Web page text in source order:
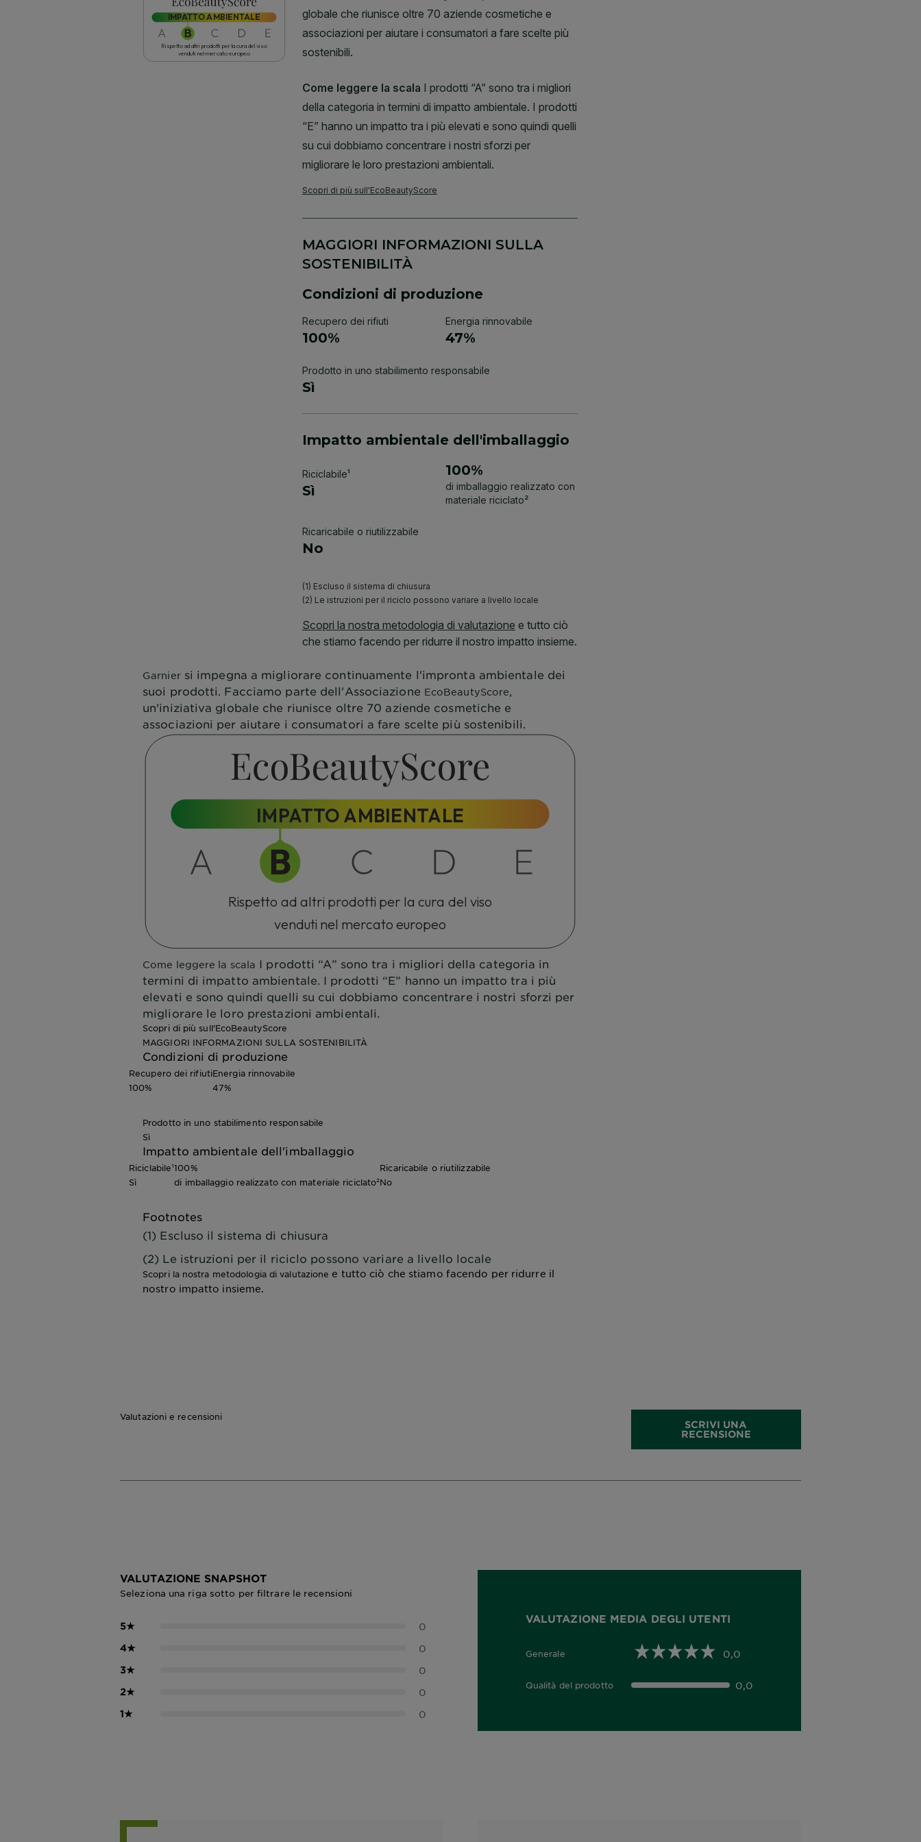
Garniersi impegna a migliorare continuamente l'impronta ambientale dei
suoi prodotti. Facciamo parte dell'Associazione EcoBeautyScore,
un'iniziativa globale che riunisce oltre 70 aziende cosmetiche e
associazioni per aiutare i consumatori a fare scelte più sostenibili.
IMPATTO AMBIENTALE
Rispetto ad altri prodotti per la cura del viso
venduti nel mercato europeo
Come leggere la scala I prodotti “A” sono tra i migliori della categoria in
termini di impatto ambientale. I prodotti “E” hanno un impatto tra i più
elevati e sono quindi quelli su cui dobbiamo concentrare i nostri sforzi per
migliorare le loro prestazioni ambientali.
Scopri di più sull'EcoBeautyScore
MAGGIORI INFORMAZIONI SULLA SOSTENIBILITÀ
Condizioni di produzione
Recupero dei rifiuti
100%
Energia rinnovabile
47%
Prodotto in uno stabilimento responsabile
Sì
Impatto ambientale dell'imballaggio
Riciclabile¹
Sì
100%
di imballaggio realizzato con materiale riciclato²
Ricaricabile o riutilizzabile
No
Footnotes
(1) Escluso il sistema di chiusura
(2) Le istruzioni per il riciclo possono variare a livello locale
Scopri la nostra metodologia di valutazione e tutto ciò che stiamo facendo per ridurre il
nostro impatto insieme.
Valutazioni e recensioni
SCRIVI UNA
RECENSIONE
VALUTAZIONE SNAPSHOT
Seleziona una riga sotto per filtrare le recensioni
5★ 0
4★ 0
3★ 0
2★ 0
1★ 0
VALUTAZIONE MEDIA DEGLI UTENTI
Generale
0,0 out of 5 stars 0,0
Qualità del prodotto
0,0 out of 5 stars 0,0